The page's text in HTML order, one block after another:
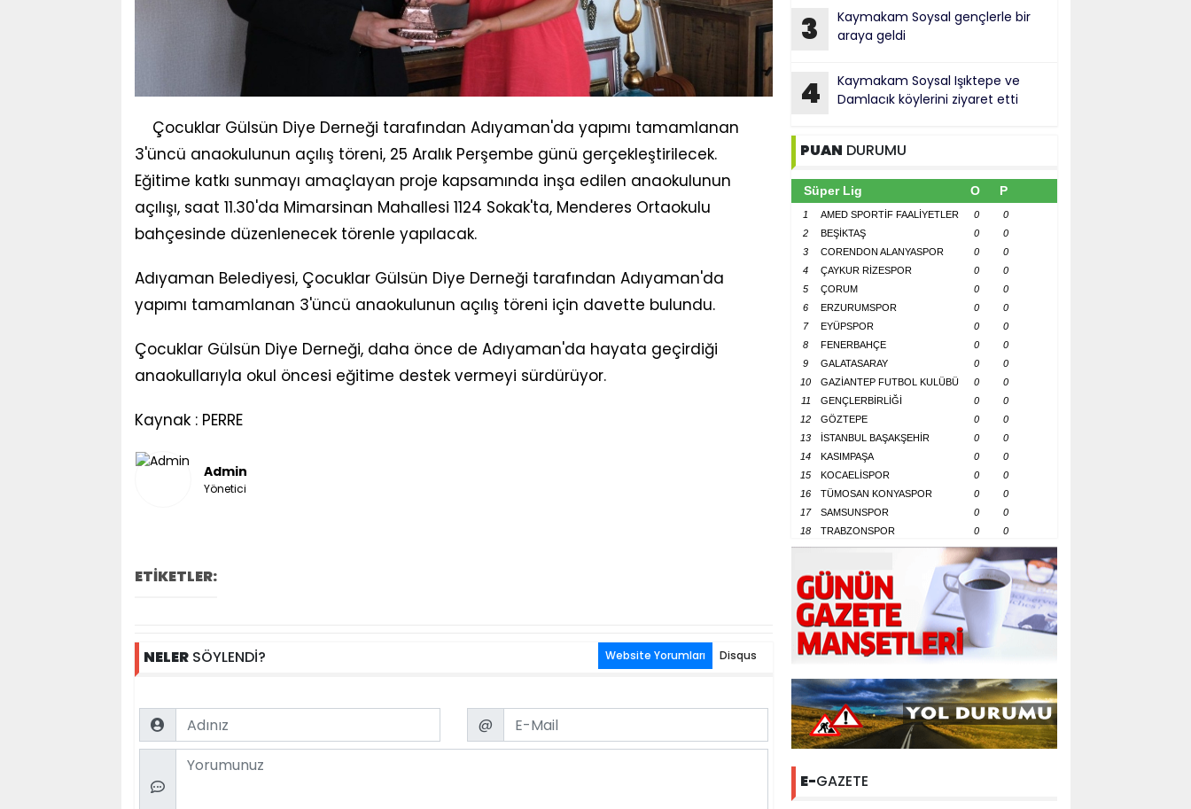
Çocuklar Gülsün Diye Derneği tarafından Adıyaman'da yapımı tamamlanan
3'üncü anaokulunun açılış töreni, 25 Aralık Perşembe günü gerçekleştirilecek.
Eğitime katkı sunmayı amaçlayan proje kapsamında inşa edilen anaokulunun
açılışı, saat 11.30'da Mimarsinan Mahallesi 1124 Sokak'ta, Menderes Ortaokulu
bahçesinde düzenlenecek törenle yapılacak.
Adıyaman Belediyesi, Çocuklar Gülsün Diye Derneği tarafından Adıyaman'da
yapımı tamamlanan 3'üncü anaokulunun açılış töreni için davette bulundu.
Çocuklar Gülsün Diye Derneği, daha önce de Adıyaman'da hayata geçirdiği
anaokullarıyla okul öncesi eğitime destek vermeyi sürdürüyor.
Kaynak : PERRE
Admin
Yönetici
ETİKETLER:
NELERSÖYLENDİ? Website Yorumları Disqus
Name Email
@
Comment
3
Kaymakam Soysal gençlerle bir
araya geldi
4
Kaymakam Soysal Işıktepe ve
Damlacık köylerini ziyaret etti
PUAN DURUMU
Süper Lig O P
1 AMED SPORTİF FAALİYETLER 0
0
2
BEŞİKTAŞ 0
0
3
CORENDON ALANYASPOR 0
0
4
ÇAYKUR RİZESPOR 0
0
5
ÇORUM 0
0
6
ERZURUMSPOR 0
0
7
EYÜPSPOR 0
0
8
FENERBAHÇE 0
0
9
GALATASARAY 0
0
10
GAZİANTEP FUTBOL KULÜBÜ 0
0
11
GENÇLERBİRLİĞİ 0
0
12
GÖZTEPE 0
0
13
İSTANBUL BAŞAKŞEHİR 0
0
14
KASIMPAŞA 0
0
15
KOCAELİSPOR 0
0
16
TÜMOSAN KONYASPOR 0
0
17
SAMSUNSPOR 0
0
18
TRABZONSPOR 0 0
E-GAZETE